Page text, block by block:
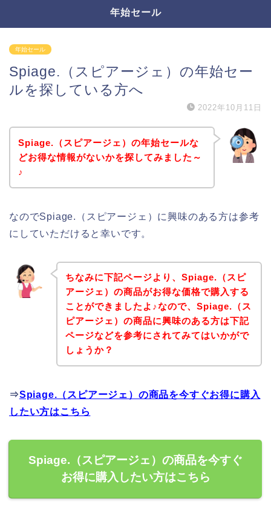
年始セール
年始セール
Spiage.（スピアージェ）の年始セー
ルを探している方へ
2022年10月11日
Spiage.（スピアージェ）の年始セールな
どお得な情報がないかを探してみました～
♪
なのでSpiage.（スピアージェ）に興味のある方は参考
にしていただけると幸いです。
ちなみに下記ページより、Spiage.（スピ
アージェ）の商品がお得な価格で購入する
ことができましたよ♪なので、Spiage.（ス
ピアージェ）の商品に興味のある方は下記
ページなどを参考にされてみてはいかがで
しょうか？
⇒Spiage.（スピアージェ）の商品を今すぐお得に購入
したい方はこちら
Spiage.（スピアージェ）の商品を今すぐ
お得に購入したい方はこちら